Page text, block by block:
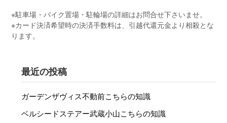
※駐車場・バイク置場・駐輪場の詳細はお問合せ下さいませ。
※カード決済希望時の決済手数料は、引越代還元金より相殺とな
ります。
最近の投稿
ガーデンザヴィス不動前こちらの知識
ベルシードステアー武蔵小山こちらの知識